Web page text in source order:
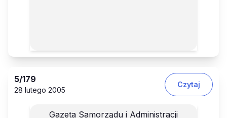
5/179
28 lutego 2005
Czytaj
Gazeta Samorządu i Administracji